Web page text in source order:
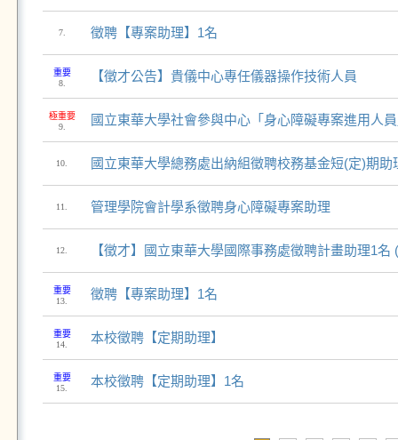
7. 徵聘【專案助理】1名
重要
8.
【徵才公告】貴儀中心專任儀器操作技術人員
極重要
9.
國立東華大學社會參與中心「身心障礙專案進用人
10. 國立東華大學總務處出納組徵聘校務基金短(定)期助
11. 管理學院會計學系徵聘身心障礙專案助理
12. 【徵才】國立東華大學國際事務處徵聘計畫助理1名
重要
13.
徵聘【專案助理】1名
重要
14.
本校徵聘【定期助理】
重要
15.
本校徵聘【定期助理】1名